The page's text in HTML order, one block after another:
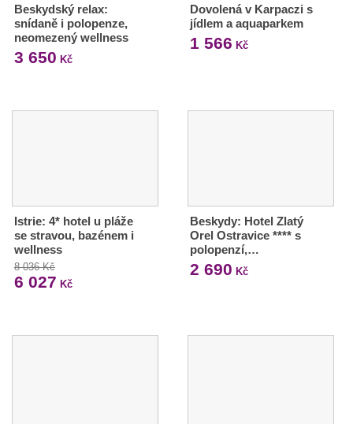
Beskydský relax:
snídaně i polopenze,
neomezený wellness
3 650 Kč
Dovolená v Karpaczi s
jídlem a aquaparkem
1 566 Kč
Istrie: 4* hotel u pláže
se stravou, bazénem i
wellness
8 036 Kč
6 027 Kč
Beskydy: Hotel Zlatý
Orel Ostravice **** s
polopenzí,…
2 690 Kč